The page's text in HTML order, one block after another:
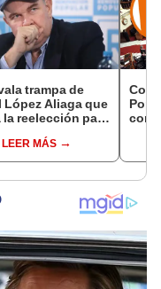
trampa de
López Aliaga que
la reelección para
LEER MÁS